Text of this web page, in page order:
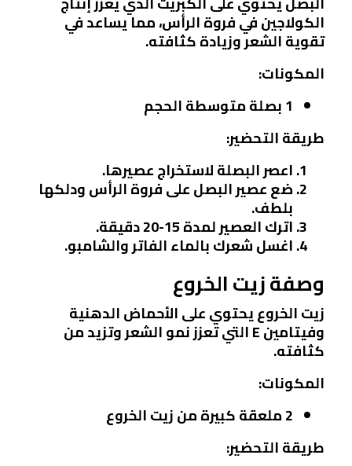
الكولاجين في فروة الرأس، مما يساعد في
تقوية الشعر وزيادة كثافته.
المكونات:
1 بصلة متوسطة الحجم
طريقة التحضير:
اعصر البصلة لاستخراج عصيرها.
ضع عصير البصل على فروة الرأس ودلكها
بلطف.
اترك العصير لمدة 15-20 دقيقة.
اغسل شعرك بالماء الفاتر والشامبو.
وصفة زيت الخروع
زيت الخروع يحتوي على الأحماض الدهنية
وفيتامين E التي تعزز نمو الشعر وتزيد من
كثافته.
المكونات:
2 ملعقة كبيرة من زيت الخروع
طريقة التحضير: